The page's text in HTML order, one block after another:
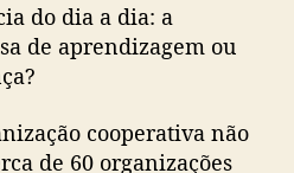
do dia a dia: a
de aprendizagem ou
cooperativa não
de 60 organizações